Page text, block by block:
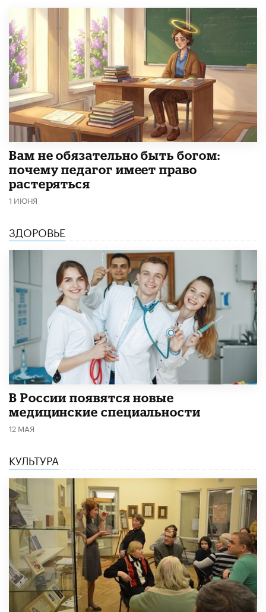
​Вам не обязательно быть богом:
почему педагог имеет право
растеряться
1 ИЮНЯ
ЗДОРОВЬЕ
В России появятся новые
медицинские специальности
12 МАЯ
КУЛЬТУРА